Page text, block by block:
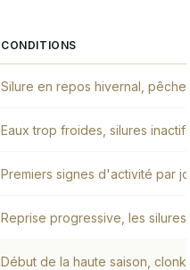
CONDITIONS
Silure en repos hivernal,
Eaux trop froides, silures
Premiers signes d'activité par
Reprise progressive, les
Début de la haute saison,